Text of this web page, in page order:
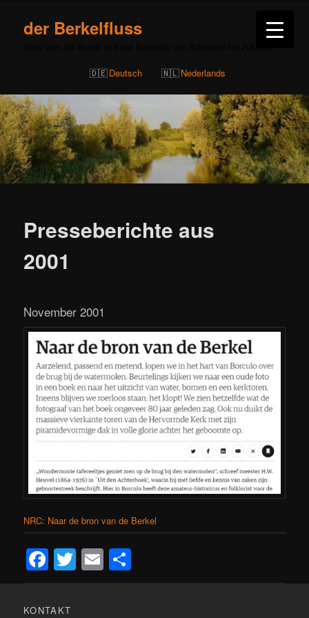
der Berkelfluss
Deutsch Nederlands
Presseberichte aus
2001
November 2001
NRC: Naar de bron van de Berkel
Facebook
Twitter
Email
KONTAKT